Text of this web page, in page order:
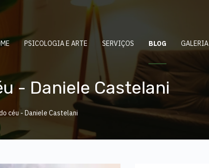
PSICOLOGIA E ARTE SERVIÇOS BLOG GALERIA
- Daniele Castelani
céu - Daniele Castelani